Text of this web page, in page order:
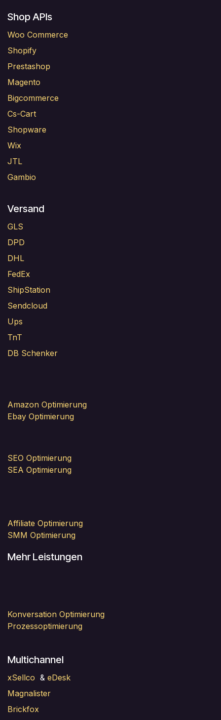
Shop APIs
Woo Commerce
Shopify
Prestashop
Magento
Bigcommerce
Cs-Cart
Shopware
Wix
JTL
Gambio
Versand
GLS
DPD
DHL
FedEx
ShipStation
Sendcloud
Ups
TnT
DB Schenker
Amazon Optimierung
Ebay Optimierung
SEO Optimierung
SEA Optimierung
Affiliate Optimierung
SMM Optimierung
Mehr Leistungen
Konversation Optimierung
Prozessoptimierung
Multichannel
xSellco & eDesk
Magnalister
Brickfox